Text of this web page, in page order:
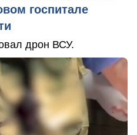
госпитале
дрон ВСУ.